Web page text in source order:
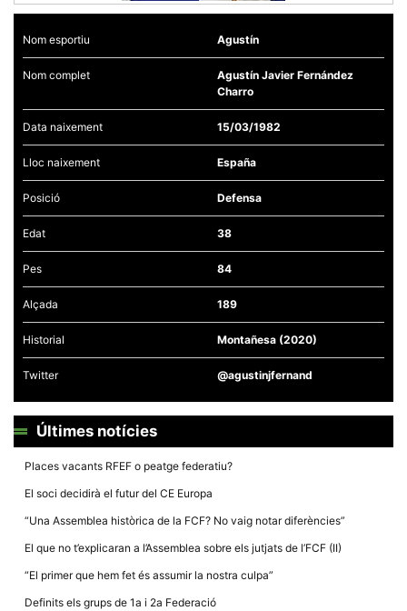
Nom esportiu Agustín
Nom complet
Agustín Javier Fernández
Charro
Data naixement 15/03/1982
Lloc naixement España
Posició Defensa
Edat 38
Pes 84
Alçada 189
Historial Montañesa (2020)
Twitter @agustinjfernand
Últimes notícies
Places vacants RFEF o peatge federatiu?
El soci decidirà el futur del CE Europa
“Una Assemblea històrica de la FCF? No vaig notar diferències”
El que no t’explicaran a l’Assemblea sobre els jutjats de l’FCF (II)
“El primer que hem fet és assumir la nostra culpa”
Definits els grups de 1a i 2a Federació
Necessàries
Aquestes
cookies no
opcionals,
són
necessàries
per al
funcionament
Estadístiques
estadístiques
de manera
anònima d'ús
del lloc web
per a millorar
la funcionalitat
Alguns
tècnics del
emmagatzemen